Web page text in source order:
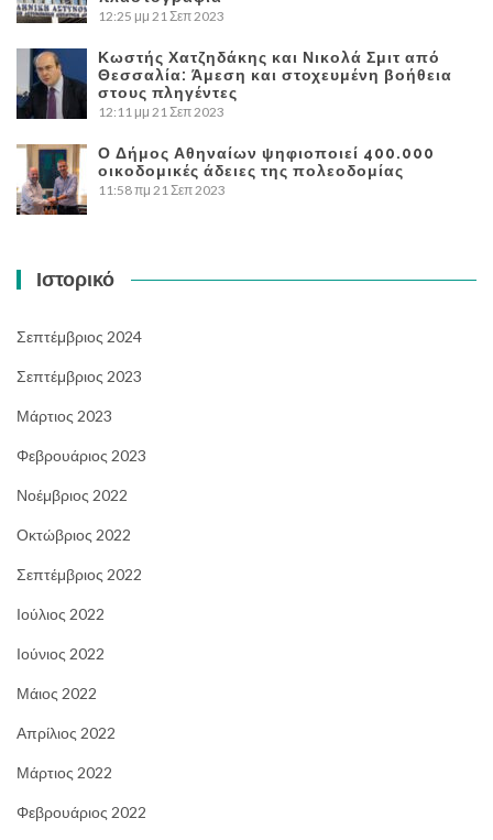
12:25 μμ 21 Σεπ 2023
Κωστής Χατζηδάκης και Νικολά Σμιτ από
Θεσσαλία: Άμεση και στοχευμένη βοήθεια
στους πληγέντες
12:11 μμ 21 Σεπ 2023
Ο Δήμος Αθηναίων ψηφιοποιεί 400.000
οικοδομικές άδειες της πολεοδομίας
11:58 πμ 21 Σεπ 2023
Ιστορικό
Σεπτέμβριος 2024
Σεπτέμβριος 2023
Μάρτιος 2023
Φεβρουάριος 2023
Νοέμβριος 2022
Οκτώβριος 2022
Σεπτέμβριος 2022
Ιούλιος 2022
Ιούνιος 2022
Μάιος 2022
Απρίλιος 2022
Μάρτιος 2022
Φεβρουάριος 2022